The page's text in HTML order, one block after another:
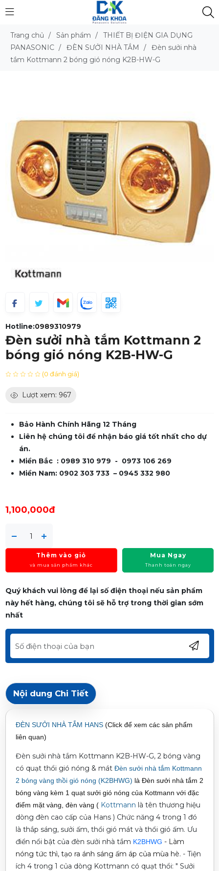
Trang chủ / Sản phẩm /
THIẾT BỊ ĐIỆN GIA DỤNG
PANASONIC / ĐÈN SƯỞI NHÀ TẮM /
Đèn sưởi nhà
tắm Kottmann 2 bóng gió nóng K2B-HW-G
Hotline:0989310979
Đèn sưởi nhà tắm Kottmann 2
bóng gió nóng K2B-HW-G
(0 đánh giá)
Lượt xem: 967
Bảo Hành Chính Hãng 12 Tháng
Liên hệ chúng tôi để nhận báo giá tốt nhất cho dự
án.
Miền Bắc : 0989 310 979 - 0973 106 269
Miền Nam: 0902 303 733 – 0945 332 980
1,100,000đ
Thêm vào giỏ
và mua sản phẩm khác
Mua Ngay
Thanh toán ngay
Quý khách vui lòng để lại số điện thoại nếu sản phẩm
này hết hàng, chúng tôi sẽ hỗ trợ trong thời gian sớm
nhất
Nội dung Chi Tiết
ĐÈN SƯỞI NHÀ TẮM HANS (Click để xem các sản phẩm
liên quan)
Đèn sưởi nhà tắm Kottmann K2B-HW-G, 2 bóng vàng
có quạt thổi gió nóng & mát Đèn sưởi nhà tắm Kottmann
2 bóng vàng thồi gió nóng (K2BHWG) là Đèn sưởi nhà tắm 2
bóng vàng kèm 1 quạt sưởi gió nóng của Kottmann với đặc
điểm mặt vàng, đèn vàng ( Kottmann là tên thương hiệu
dòng đèn cao cấp của Hans) Chức năng 4 trong 1 đó
là thắp sáng, sưởi ấm, thổi gió mát và thổi gió ấm. Ưu
điển nổi bật của đèn sưởi nhà tắm K2BHWG - Làm
nóng tức thì, tạo ra ánh sáng ấm áp của mùa hè. - Tiện
ích 4 trong 1 của dòng Kottmann có quạt thổi: " Sưởi